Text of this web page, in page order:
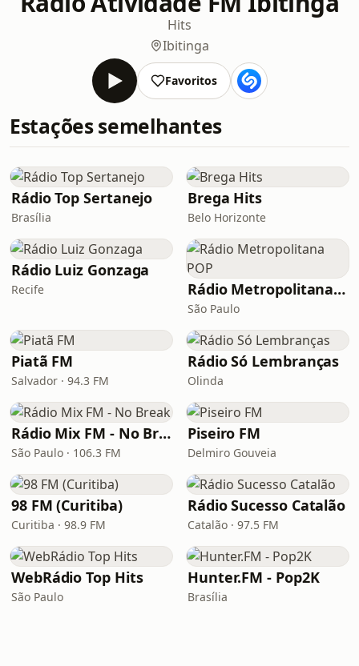
Hits
Ibitinga
Favoritos
Estações semelhantes
Rádio Top Sertanejo
Brasília
Brega Hits
Belo Horizonte
Rádio Luiz Gonzaga
Recife Rádio Metropolitana POP
São Paulo
Piatã FM
Salvador · 94.3 FM
Rádio Só Lembranças
Olinda
Rádio Mix FM - No Break
São Paulo · 106.3 FM
Piseiro FM
Delmiro Gouveia
98 FM (Curitiba)
Curitiba · 98.9 FM
Rádio Sucesso Catalão
Catalão · 97.5 FM
WebRádio Top Hits
São Paulo
Hunter.FM - Pop2K
Brasília